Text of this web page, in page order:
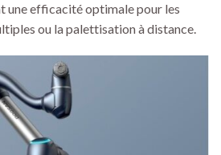
une efficacité optimale pour les
ou la palettisation à distance.